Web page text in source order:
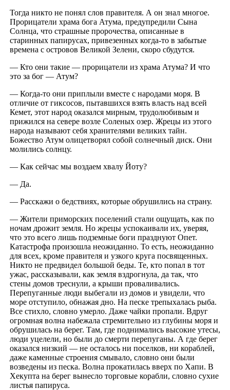
Тогда никто не понял слов правителя. А он знал многое.
Прорицатели храма бога Атума, предупредили Сына
Солнца, что страшные пророчества, описанные в
старинных папирусах, привезенных когда-то в забытые
времена с островов Великой Зелени, скоро сбудутся.
— Кто они такие — прорицатели из храма Атума? И что
это за бог — Атум?
— Когда-то они приплыли вместе с народами моря. В
отличие от гиксосов, пытавшихся взять власть над всей
Кемет, этот народ оказался мирным, трудолюбивым и
прижился на севере возле Соленых озер. Жрецы из этого
народа называют себя хранителями великих тайн.
Божество Атум олицетворял собой солнечный диск. Они
молились солнцу.
— Как сейчас мы воздаем хвалу Йоту?
— Да.
— Расскажи о бедствиях, которые обрушились на страну.
— Жители приморских поселений стали ощущать, как по
ночам дрожит земля. Но жрецы успокаивали их, уверяя,
что это всего лишь подземные боги празднуют Опет.
Катастрофа произошла неожиданно. То есть, неожиданно
для всех, кроме правителя и узкого круга посвященных.
Никто не предвидел большой беды. Те, кто попал в тот
ужас, рассказывали, как земля вздрогнула, да так, что
стены домов треснули, а крыши проваливались.
Перепуганные люди выбегали из домов и увидели, что
море отступило, обнажая дно. На песке трепыхалась рыба.
Все стихло, словно умерло. Даже чайки пропали. Вдруг
огромная волна набежала стремительно из глубины моря и
обрушилась на берег. Там, где поднимались высокие утесы,
люди уцелели, но были до смерти перепуганы. А где берег
оказался низкий — не осталось ни поселков, ни кораблей,
даже каменные строения смывало, словно они были
возведены из песка. Волна прокатилась вверх по Хапи. В
Хекупта на берег вынесло торговые корабли, словно сухие
листья папируса.